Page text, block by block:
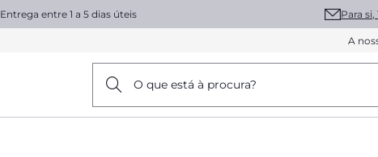
Entrega entre 1 a 5 dias úteis Para
A
O que está à procura?